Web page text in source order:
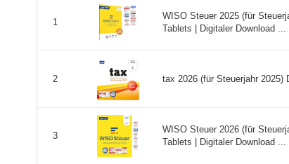
1
WISO Steuer 2025 (für
Tablets | Digitaler Download ...
2 tax 2026 (für Steuerjahr 2025)
3
WISO Steuer 2026 (für
Tablets | Digitaler Download ...